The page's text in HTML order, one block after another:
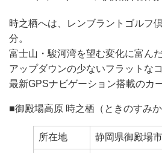
時之栖へは、レンブラントゴルフ
分。
富士山・駿河湾を望む変化に富ん
アップダウンの少ないフラットな
最新GPSナビゲーション搭載のカ
■御殿場高原 時之栖（ときのすみ
所在地 静岡県御殿場